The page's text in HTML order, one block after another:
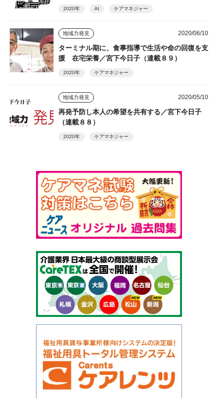
2020年 AI ケアマネジャー
地域力発見 2020/06/10
ターミナル期に、食事指導で生活や命の回復を支
援 在宅栄養／宮下今日子（連載８９）
2020年 ケアマネジャー
地域力発見 2020/05/10
再発予防し本人の希望を共有する／宮下今日子
（連載８８）
2020年 ケアマネジャー